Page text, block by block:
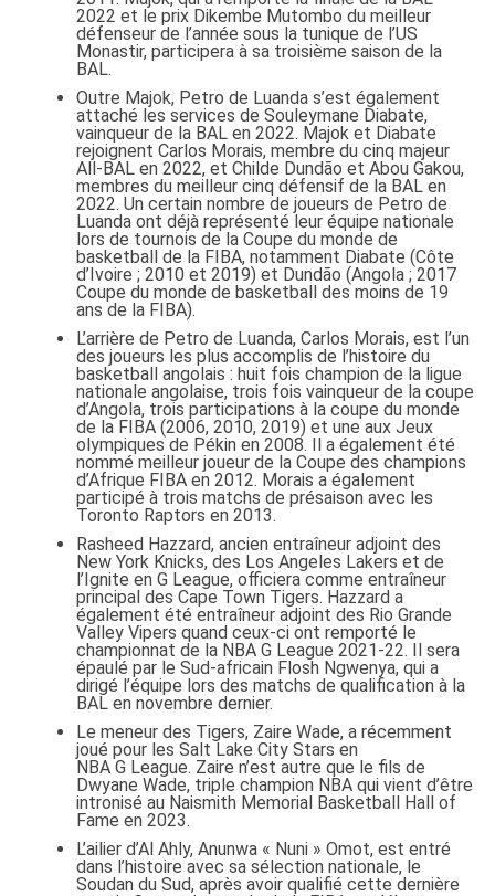
2022 et le prix Dikembe Mutombo du meilleur
défenseur de l’année sous la tunique de l’US
Monastir, participera à sa troisième saison de la
BAL.
Outre Majok, Petro de Luanda s’est également
attaché les services de Souleymane Diabate,
vainqueur de la BAL en 2022. Majok et Diabate
rejoignent Carlos Morais, membre du cinq majeur
All-BAL en 2022, et Childe Dundão et Abou Gakou,
membres du meilleur cinq défensif de la BAL en
2022. Un certain nombre de joueurs de Petro de
Luanda ont déjà représenté leur équipe nationale
lors de tournois de la Coupe du monde de
basketball de la FIBA, notamment Diabate (Côte
d’Ivoire ; 2010 et 2019) et Dundão (Angola ; 2017
Coupe du monde de basketball des moins de 19
ans de la FIBA).
L’arrière de Petro de Luanda, Carlos Morais, est l’un
des joueurs les plus accomplis de l’histoire du
basketball angolais : huit fois champion de la ligue
nationale angolaise, trois fois vainqueur de la coupe
d’Angola, trois participations à la coupe du monde
de la FIBA (2006, 2010, 2019) et une aux Jeux
olympiques de Pékin en 2008. Il a également été
nommé meilleur joueur de la Coupe des champions
d’Afrique FIBA en 2012. Morais a également
participé à trois matchs de présaison avec les
Toronto Raptors en 2013.
Rasheed Hazzard, ancien entraîneur adjoint des
New York Knicks, des Los Angeles Lakers et de
l’Ignite en G League, officiera comme entraîneur
principal des Cape Town Tigers. Hazzard a
également été entraîneur adjoint des Rio Grande
Valley Vipers quand ceux-ci ont remporté le
championnat de la NBA G League 2021-22. Il sera
épaulé par le Sud-africain Flosh Ngwenya, qui a
dirigé l’équipe lors des matchs de qualification à la
BAL en novembre dernier.
Le meneur des Tigers, Zaire Wade, a récemment
joué pour les Salt Lake City Stars en
NBA G League. Zaire n’est autre que le fils de
Dwyane Wade, triple champion NBA qui vient d’être
intronisé au Naismith Memorial Basketball Hall of
Fame en 2023.
L’ailier d’Al Ahly, Anunwa « Nuni » Omot, est entré
dans l’histoire avec sa sélection nationale, le
Soudan du Sud, après avoir qualifié cette dernière